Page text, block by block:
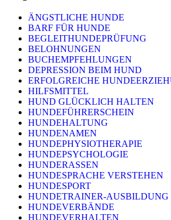
ÄNGSTLICHE HUNDE
BARF FÜR HUNDE
BEGLEITHUNDEPRÜFUNG
BELOHNUNGEN
BUCHEMPFEHLUNGEN
DEPRESSION BEIM HUND
ERFOLGREICHE
HILFSMITTEL
HUND GLÜCKLICH HALTEN
HUNDEFÜHRERSCHEIN
HUNDEHALTUNG
HUNDENAMEN
HUNDEPHYSIOTHERAPIE
HUNDEPSYCHOLOGIE
HUNDERASSEN
HUNDESPRACHE VERSTEHEN
HUNDESPORT
HUNDETRAINER-AUSBILDUNG
HUNDEVERBÄNDE
HUNDEVERHALTEN